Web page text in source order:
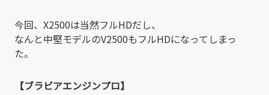
今回、X2500は当然フルHDだし、
なんと中堅モデルのV2500もフルHDになってしまっ
た。
【ブラビアエンジンプロ】